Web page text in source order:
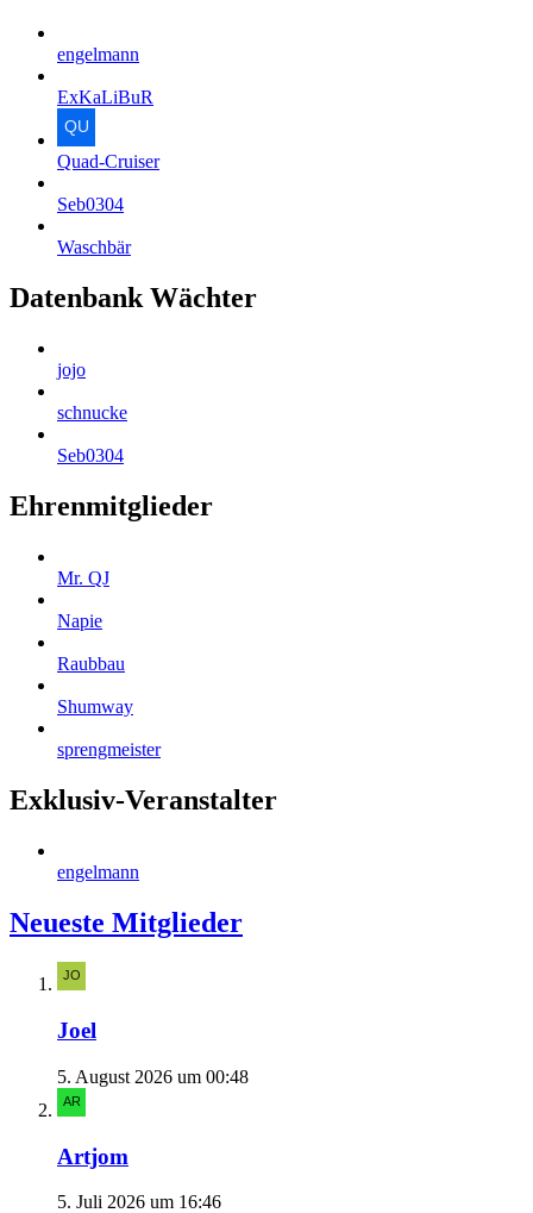
engelmann
ExKaLiBuR
Quad-Cruiser
Seb0304
Waschbär
Datenbank Wächter
jojo
schnucke
Seb0304
Ehrenmitglieder
Mr. QJ
Napie
Raubbau
Shumway
sprengmeister
Exklusiv-Veranstalter
engelmann
Neueste Mitglieder
Joel
5. August 2026 um 00:48
Artjom
5. Juli 2026 um 16:46